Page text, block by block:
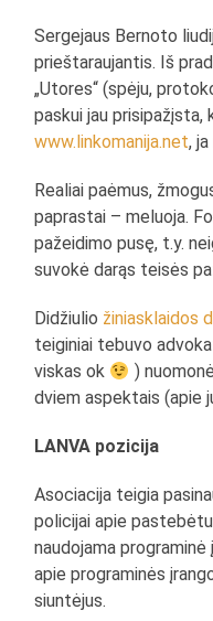
Sergejaus Bernoto
prieštaraujantis. Iš
„Utores“ (spėju,
paskui jau
www.linkomanija.net,
Realiai paėmus,
paprastai – meluoja.
pažeidimo pusę, t.y.
suvokė darąs teisės
Didžiulio žiniasklaidos
teiginiai tebuvo
viskas ok
)
dviem aspektais (apie
LANVA pozicija
Asociacija teigia
policijai apie
naudojama
apie programinės
siuntėjus.